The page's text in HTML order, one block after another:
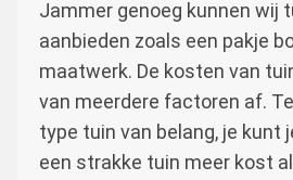
Jammer genoeg kunnen wij
aanbieden zoals een pakje
maatwerk. De kosten van
van meerdere factoren af.
type tuin van belang, je kunt
een strakke tuin meer kost